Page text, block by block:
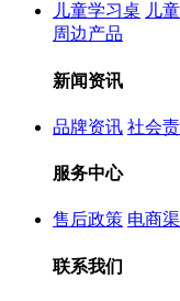
儿童学习桌 儿
周边产品
新闻资讯
品牌资讯 社会
服务中心
售后政策 电商
联系我们